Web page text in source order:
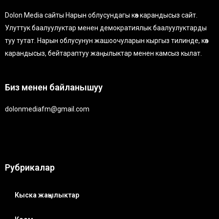
Dolon Media сайты Нарын облусундагы көз карандысыз сайт.
Улуттук баалуулуктар менен демократиялык баалуулуктарды
туу тутат. Нарын облусунун жашоочуларын кыргыз тилинде, көз
карандысыз, бейтараптуу жаңылыктар менен камсыз кылат.
Биз менен байланышуу
dolonmediafm@gmail.com
Рубрикалар
Кыска жаңылыктар